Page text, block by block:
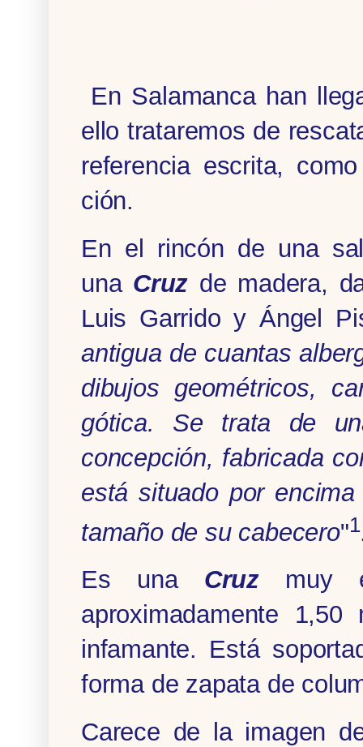
En Salamanca han
ello trataremos de
referencia escrita,
ción.
En el rincón de una
una Cruz de madera,
Luis Garrido y Ángel
antigua de cuantas
dibujos geométricos,
gótica. Se trata de
concepción, fabricada
está situado por
tamaño de su cabecero"1
Es una Cruz muy
aproximadamente
infamante. Está
forma de zapata de
Carece de la imagen